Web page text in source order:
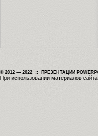
© 2012 — 2022 :: ПРЕЗЕНТАЦИИ
При использовании материалов